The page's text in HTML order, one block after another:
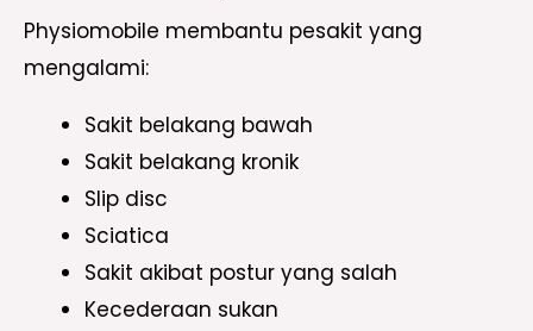
Physiomobile membantu pesakit yang
mengalami:
Sakit belakang bawah
Sakit belakang kronik
Slip disc
Sciatica
Sakit akibat postur yang salah
Kecederaan sukan